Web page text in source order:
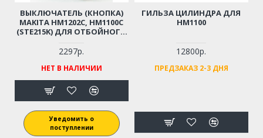
ВЫКЛЮЧАТЕЛЬ (КНОПКА)
MAKITA HM1202C, HM1100C
(STE215K) ДЛЯ ОТБОЙНОГО
651481-7
2297р.
НЕТ В НАЛИЧИИ
Уведомить о
поступлении
ГИЛЬЗА ЦИЛИНДРА ДЛЯ
HM1100
12800р.
ПРЕДЗАКАЗ 2-3 ДНЯ